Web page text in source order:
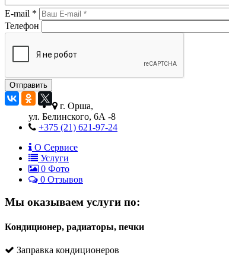
E-mail *
Телефон
г. Орша,
ул. Белинского, 6А -8
+375 (21) 621-97-24
О Сервисе
Услуги
0 Фото
0 Отзывов
Мы оказываем услуги по:
Кондиционер, радиаторы, печки
Заправка кондиционеров